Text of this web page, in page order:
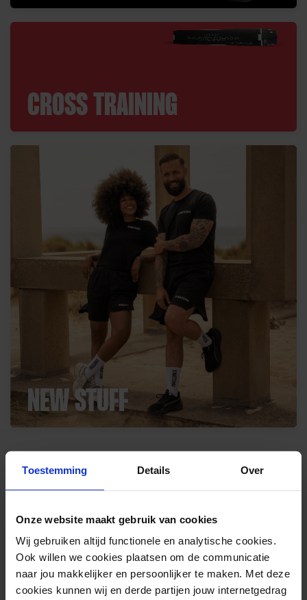
Toestemming Details Over
Onze website maakt gebruik van cookies
Wij gebruiken altijd functionele en analytische cookies.
Ook willen we cookies plaatsen om de communicatie
naar jou makkelijker en persoonlijker te maken. Met deze
cookies kunnen wij en derde partijen jouw internetgedrag
CROSS TRAINING
NEW STUFF
ONZE BESTSELLERS
FITNESSMAT GRIJS
180 X 60 X 0,9 CM